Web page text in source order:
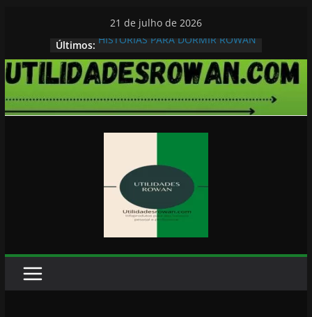
conteúdo
21 de julho de 2026
Últimos: HISTORIAS PARA DORMIR ROWAN